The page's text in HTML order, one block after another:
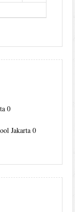
0
Jakarta 0